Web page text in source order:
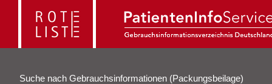
Suche nach Gebrauchsinformationen (Packungsbeilage)